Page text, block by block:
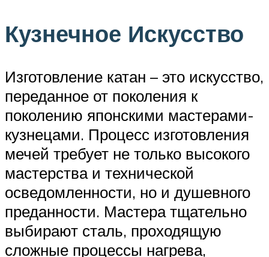
Кузнечное Искусство
Изготовление катан – это искусство,
переданное от поколения к
поколению японскими мастерами-
кузнецами. Процесс изготовления
мечей требует не только высокого
мастерства и технической
осведомленности, но и душевного
преданности. Мастера тщательно
выбирают сталь, проходящую
сложные процессы нагрева,